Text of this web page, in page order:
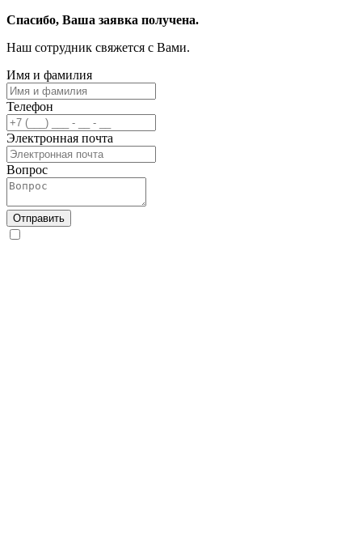
Спасибо, Ваша заявка получена.
Наш сотрудник свяжется с Вами.
Имя и фамилия
Телефон
Электронная почта
Вопрос
Отправить